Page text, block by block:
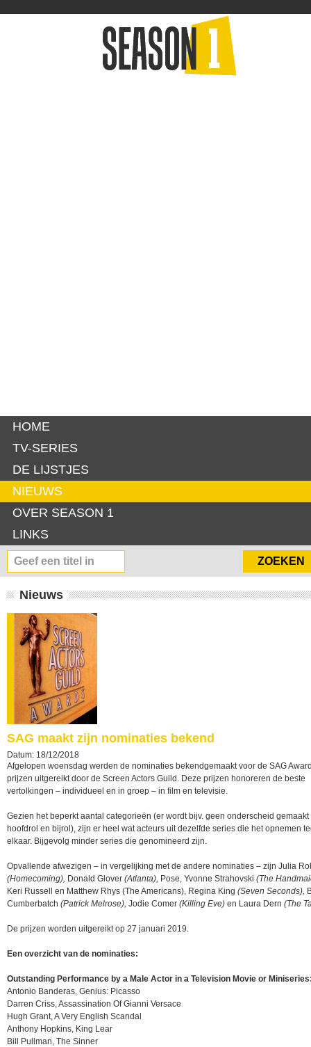
HOME
TV-SERIES
DE LIJSTJES
NIEUWS
OVER SEASON 1
LINKS
Nieuws
SAG maakt zijn nominaties bekend
Datum: 18/12/2018
Afgelopen woensdag werden de nominaties bekendgemaakt voor de SAG
prijzen uitgereikt door de Screen Actors Guild. Deze prijzen honoreren de beste
vertolkingen – individueel en in groep – in film en televisie.
Gezien het beperkt aantal categorieën (er wordt bijv. geen onderscheid gemaakt
hoofdrol en bijrol), zijn er heel wat acteurs uit dezelfde series die het opnemen
elkaar. Bijgevolg minder series die genomineerd zijn.
Opvallende afwezigen – in vergelijking met de andere nominaties – zijn Julia
(Homecoming), Donald Glover (Atlanta), Pose, Yvonne Strahovski (The
Keri Russell en Matthew Rhys (The Americans), Regina King (Seven Seconds),
Cumberbatch (Patrick Melrose), Jodie Comer (Killing Eve) en Laura Dern (The
De prijzen worden uitgereikt op 27 januari 2019.
Een overzicht van de nominaties:
Outstanding Performance by a Male Actor in a Television Movie or
Antonio Banderas, Genius: Picasso
Darren Criss, Assassination Of Gianni Versace
Hugh Grant, A Very English Scandal
Anthony Hopkins, King Lear
Bill Pullman, The Sinner